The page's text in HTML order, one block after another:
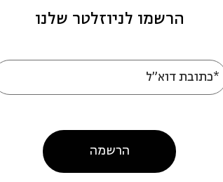
הרשמו לניוזלטר שלנו
*כתובת דוא"ל
הרשמה